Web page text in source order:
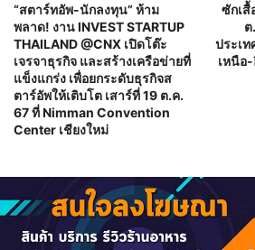
“สตาร์ทอัพ-นักลงทุน” ห้าม
พลาด! งาน INVEST STARTUP
THAILAND @CNX เปิดโต๊ะ
เจรจาธุรกิจ และสร้างเครือข่ายที่
แข็งแกร่ง เพื่อยกระดับธุรกิจส
ตาร์อัพให้เติบโต เสาร์ที่ 19 ต.ค.
67 ที่ Nimman Convention
Center เชียงใหม่
ซักเ
ต
ประเ
เหนือ